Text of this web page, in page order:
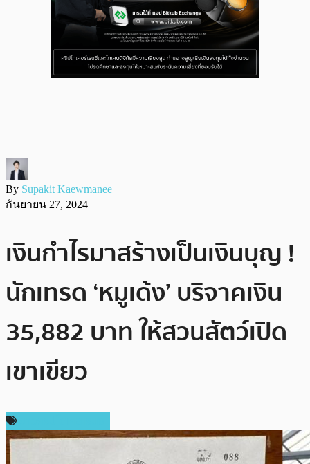
By Supakit Kaewmanee
กันยายน 27, 2024
เงินกำไรมาสร้างเป็นเงินบุญ !
นักเทรด ‘หมูเด้ง’ บริจาคเงิน
35,882 บาท ให้สวนสัตว์เปิด
เขาเขียว